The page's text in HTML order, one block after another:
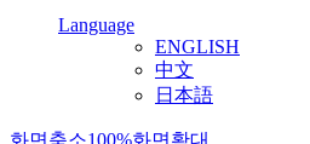
Language
ENGLISH
中文
日本語
화면축소100%화면확대